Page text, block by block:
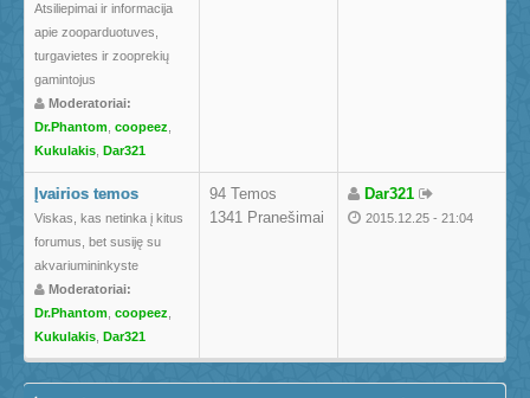
Atsiliepimai ir informacija
apie zooparduotuves,
turgavietes ir zooprekių
gamintojus
Moderatoriai:
Dr.Phantom coopeez
Kukulakis Dar321
Įvairios temos
Viskas, kas netinka į kitus
forumus, bet susiję su
akvariumininkyste
Moderatoriai:
Dr.Phantom coopeez
Kukulakis Dar321
94 Temos
1341 Pranešimai
Dar321
2015.12.25 - 21:04